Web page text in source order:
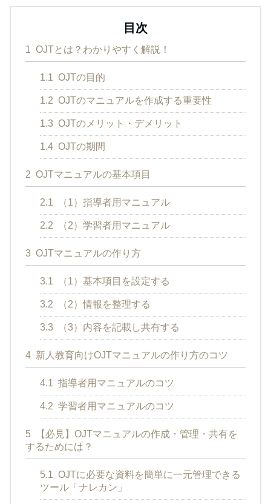
目次
1 OJTとは？わかりやすく解説！
1.1 OJTの目的
1.2 OJTのマニュアルを作成する重要性
1.3 OJTのメリット・デメリット
1.4 OJTの期間
2 OJTマニュアルの基本項目
2.1 （1）指導者用マニュアル
2.2 （2）学習者用マニュアル
3 OJTマニュアルの作り方
3.1 （1）基本項目を設定する
3.2 （2）情報を整理する
3.3 （3）内容を記載し共有する
4 新人教育向けOJTマニュアルの作り方のコツ
4.1 指導者用マニュアルのコツ
4.2 学習者用マニュアルのコツ
5
【必見】OJTマニュアルの作成・管理・共有を
するためには？
5.1 OJTに必要な資料を簡単に一元管理できる
ツール「ナレカン」